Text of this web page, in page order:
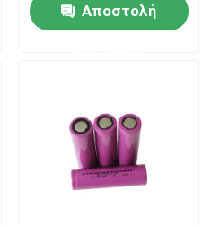
ενέργειας
Αποστολή